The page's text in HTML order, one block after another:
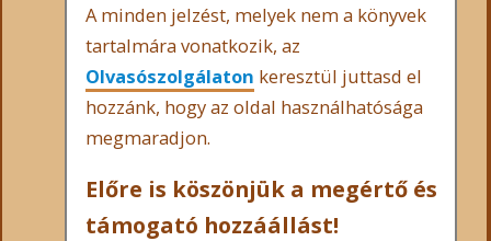
A minden jelzést, melyek nem a könyvek
tartalmára vonatkozik, az
Olvasószolgálaton keresztül juttasd el
hozzánk, hogy az oldal használhatósága
megmaradjon.
Előre is köszönjük a megértő és
támogató hozzáállást!